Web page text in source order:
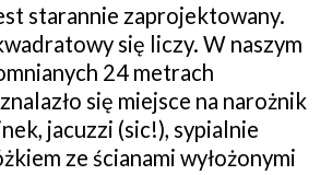
starannie zaprojektowany.
się liczy. W naszym
24 metrach
się miejsce na narożnik
jacuzzi (sic!), sypialnie
ze ścianami wyłożonymi